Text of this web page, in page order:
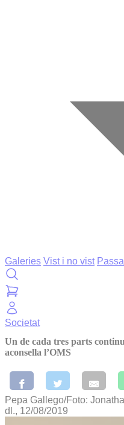
Galeries Vist i no vist
Societat
Un de cada tres parts
aconsella l’OMS
Pepa Gallego/Foto:
dl., 12/08/2019